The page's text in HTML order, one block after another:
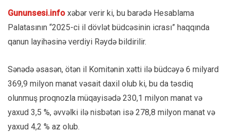
Gununsesi.info xəbər verir ki, bu barədə Hesablama
Palatasının “2025-ci il dövlət büdcəsinin icrası” haqqında
qanun layihəsinə verdiyi Rəydə bildirilir.
Sənədə əsasən, ötən il Komitənin xətti ilə büdcəyə 6 milyard
369,9 milyon manat vəsait daxil olub ki, bu da təsdiq
olunmuş proqnozla müqayisədə 230,1 milyon manat və
yaxud 3,5 %, əvvəlki ilə nisbətən isə 278,8 milyon manat və
yaxud 4,2 % az olub.